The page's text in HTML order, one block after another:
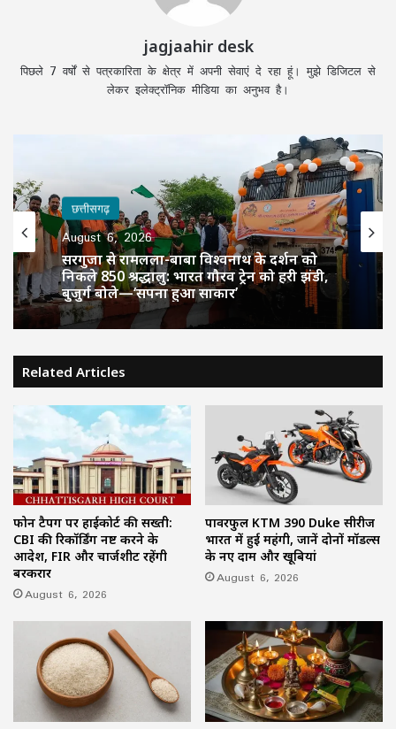
jagjaahir desk
पिछले 7 वर्षों से पत्रकारिता के क्षेत्र में अपनी सेवाएं दे रहा हूं। मुझे डिजिटल से
लेकर इलेक्ट्रॉनिक मीडिया का अनुभव है।
छत्तीसगढ़
August 6, 2026
सरगुजा से रामलला-बाबा विश्वनाथ के दर्शन को
निकले 850 श्रद्धालु: भारत गौरव ट्रेन को हरी झंडी,
बुजुर्ग बोले—‘सपना हुआ साकार’
Related Articles
फोन टैपिंग पर हाईकोर्ट की सख्ती:
CBI की रिकॉर्डिंग नष्ट करने के
आदेश, FIR और चार्जशीट रहेंगी
बरकरार
August 6, 2026
पावरफुल KTM 390 Duke सीरीज
भारत में हुई महंगी, जानें दोनों मॉडल्स
के नए दाम और खूबियां
August 6, 2026